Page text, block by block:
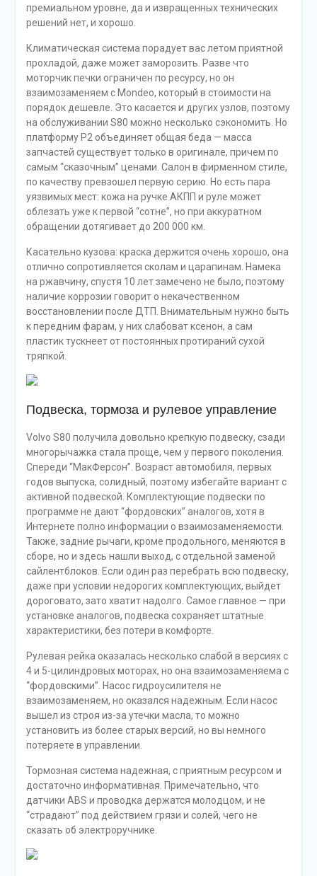
премиальном уровне, да и извращенных технических
решений нет, и хорошо.
Климатическая система порадует вас летом приятной
прохладой, даже может заморозить. Разве что
моторчик печки ограничен по ресурсу, но он
взаимозаменяем с Mondeo, который в стоимости на
порядок дешевле. Это касается и других узлов, поэтому
на обслуживании S80 можно несколько сэкономить. Но
платформу Р2 объединяет общая беда — масса
запчастей существует только в оригинале, причем по
самым “сказочным” ценами. Салон в фирменном стиле,
по качеству превзошел первую серию. Но есть пара
уязвимых мест: кожа на ручке АКПП и руле может
облезать уже к первой “сотне”, но при аккуратном
обращении дотягивает до 200 000 км.
Касательно кузова: краска держится очень хорошо, она
отлично сопротивляется сколам и царапинам. Намека
на ржавчину, спустя 10 лет замечено не было, поэтому
наличие коррозии говорит о некачественном
восстановлении после ДТП. Внимательным нужно быть
к передним фарам, у них слабоват ксенон, а сам
пластик тускнеет от постоянных протираний сухой
тряпкой.
Подвеска, тормоза и рулевое управление
Volvo S80 получила довольно крепкую подвеску, сзади
многорычажка стала проще, чем у первого поколения.
Спереди “МакФерсон”. Возраст автомобиля, первых
годов выпуска, солидный, поэтому избегайте вариант с
активной подвеской. Комплектующие подвески по
программе не дают “фордовских” аналогов, хотя в
Интернете полно информации о взаимозаменяемости.
Также, задние рычаги, кроме продольного, меняются в
сборе, но и здесь нашли выход, с отдельной заменой
сайлентблоков. Если один раз перебрать всю подвеску,
даже при условии недорогих комплектующих, выйдет
дороговато, зато хватит надолго. Самое главное — при
установке аналогов, подвеска сохраняет штатные
характеристики, без потери в комфорте.
Рулевая рейка оказалась несколько слабой в версиях с
4 и 5-цилиндровых моторах, но она взаимозаменяема с
“фордовскими”. Насос гидроусилителя не
взаимозаменяем, но оказался надежным. Если насос
вышел из строя из-за утечки масла, то можно
установить из более старых версий, но вы немного
потеряете в управлении.
Тормозная система надежная, с приятным ресурсом и
достаточно информативная. Примечательно, что
датчики ABS и проводка держатся молодцом, и не
“страдают” под действием грязи и солей, чего не
сказать об электроручнике.